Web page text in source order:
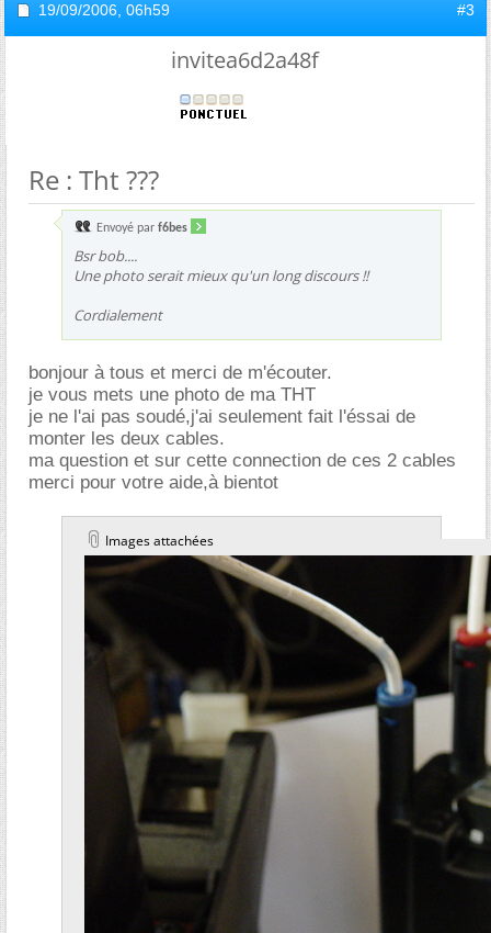
19/09/2006, 06h59 #3
invitea6d2a48f
Re : Tht ???
Envoyé par f6bes
Bsr bob....
Une photo serait mieux qu'un long discours !!
Cordialement
bonjour à tous et merci de m'écouter.
je vous mets une photo de ma THT
je ne l'ai pas soudé,j'ai seulement fait l'éssai de
monter les deux cables.
ma question et sur cette connection de ces 2 cables
merci pour votre aide,à bientot
Images attachées